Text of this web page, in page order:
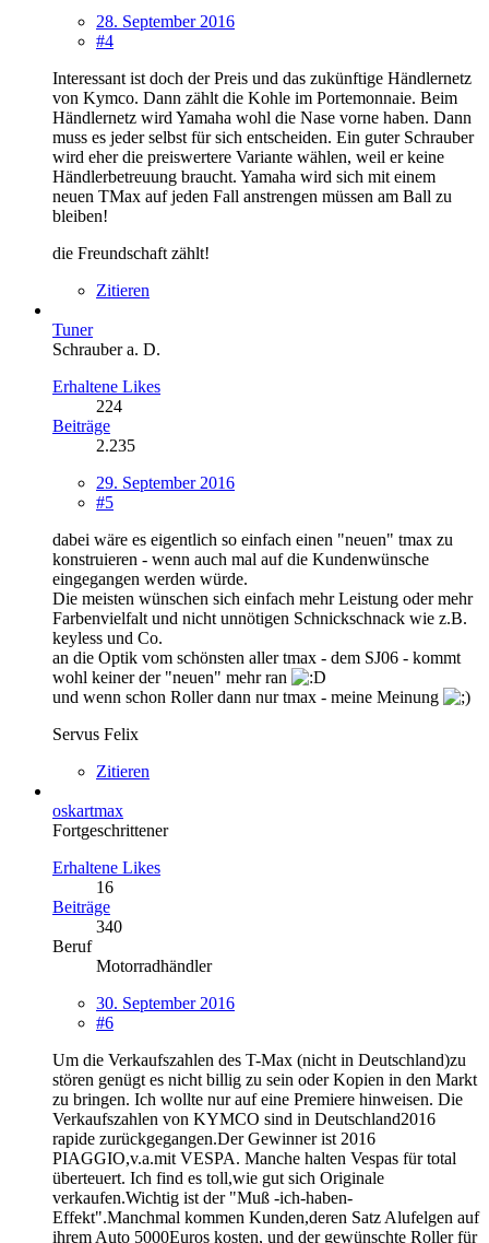
28. September 2016
#4
Interessant ist doch der Preis und das zukünftige Händlernetz
von Kymco. Dann zählt die Kohle im Portemonnaie. Beim
Händlernetz wird Yamaha wohl die Nase vorne haben. Dann
muss es jeder selbst für sich entscheiden. Ein guter Schrauber
wird eher die preiswertere Variante wählen, weil er keine
Händlerbetreuung braucht. Yamaha wird sich mit einem
neuen TMax auf jeden Fall anstrengen müssen am Ball zu
bleiben!
die Freundschaft zählt!
Zitieren
Tuner
Schrauber a. D.
Erhaltene Likes
224
Beiträge
2.235
29. September 2016
#5
dabei wäre es eigentlich so einfach einen "neuen" tmax zu
konstruieren - wenn auch mal auf die Kundenwünsche
eingegangen werden würde.
Die meisten wünschen sich einfach mehr Leistung oder mehr
Farbenvielfalt und nicht unnötigen Schnickschnack wie z.B.
keyless und Co.
an die Optik vom schönsten aller tmax - dem SJ06 - kommt
wohl keiner der "neuen" mehr ran
und wenn schon Roller dann nur tmax - meine Meinung
Servus Felix
Zitieren
oskartmax
Fortgeschrittener
Erhaltene Likes
16
Beiträge
340
Beruf
Motorradhändler
30. September 2016
#6
Um die Verkaufszahlen des T-Max (nicht in Deutschland)zu
stören genügt es nicht billig zu sein oder Kopien in den Markt
zu bringen. Ich wollte nur auf eine Premiere hinweisen. Die
Verkaufszahlen von KYMCO sind in Deutschland2016
rapide zurückgegangen.Der Gewinner ist 2016
PIAGGIO,v.a.mit VESPA. Manche halten Vespas für total
überteuert. Ich find es toll,wie gut sich Originale
verkaufen.Wichtig ist der "Muß -ich-haben-
Effekt".Manchmal kommen Kunden,deren Satz Alufelgen auf
ihrem Auto 5000Euros kosten, und der gewünschte Roller für